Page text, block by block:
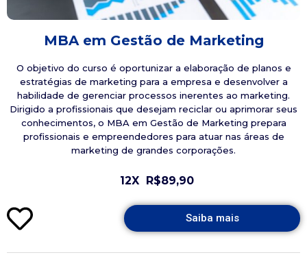
MBA em Gestão de Marketing
O objetivo do curso é oportunizar a elaboração de planos e
estratégias de marketing para a empresa e desenvolver a
habilidade de gerenciar processos inerentes ao marketing.
Dirigido a profissionais que desejam reciclar ou aprimorar seus
conhecimentos, o MBA em Gestão de Marketing prepara
profissionais e empreendedores para atuar nas áreas de
marketing de grandes corporações.
12X R$89,90
Saiba mais